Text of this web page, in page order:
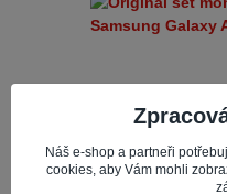
Originál set
Náš e-shop a partneři
cookies, aby Vám mohli